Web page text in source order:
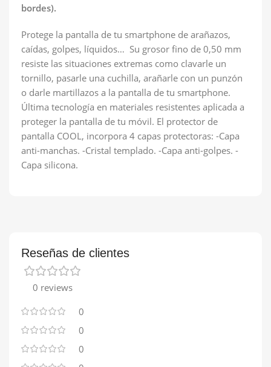
bordes).
Protege la pantalla de tu smartphone de arañazos,
caídas, golpes, líquidos… Su grosor fino de 0,50 mm
resiste las situaciones extremas como clavarle un
tornillo, pasarle una cuchilla, arañarle con un punzón
o darle martillazos a la pantalla de tu smartphone.
Última tecnología en materiales resistentes aplicada a
proteger la pantalla de tu móvil. El protector de
pantalla COOL, incorpora 4 capas protectoras: -Capa
anti-manchas. -Cristal templado. -Capa anti-golpes. -
Capa silicona.
Reseñas de clientes
0 reviews
0
0
0